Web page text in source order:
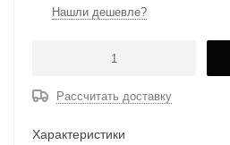
Нашли дешевле?
Рассчитать доставку
Характеристики